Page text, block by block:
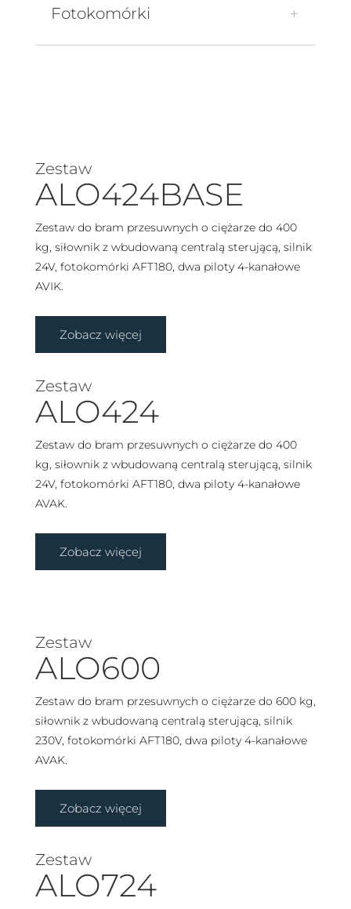
Fotokomórki
Zestaw
ALO424BASE
Zestaw do bram przesuwnych o ciężarze do 400
kg, siłownik z wbudowaną centralą sterującą, silnik
24V, fotokomórki AFT180, dwa piloty 4-kanałowe
AVIK.
Zobacz więcej
Zestaw
ALO424
Zestaw do bram przesuwnych o ciężarze do 400
kg, siłownik z wbudowaną centralą sterującą, silnik
24V, fotokomórki AFT180, dwa piloty 4-kanałowe
AVAK.
Zobacz więcej
Zestaw
ALO600
Zestaw do bram przesuwnych o ciężarze do 600 kg,
siłownik z wbudowaną centralą sterującą, silnik
230V, fotokomórki AFT180, dwa piloty 4-kanałowe
AVAK.
Zobacz więcej
Zestaw
ALO724